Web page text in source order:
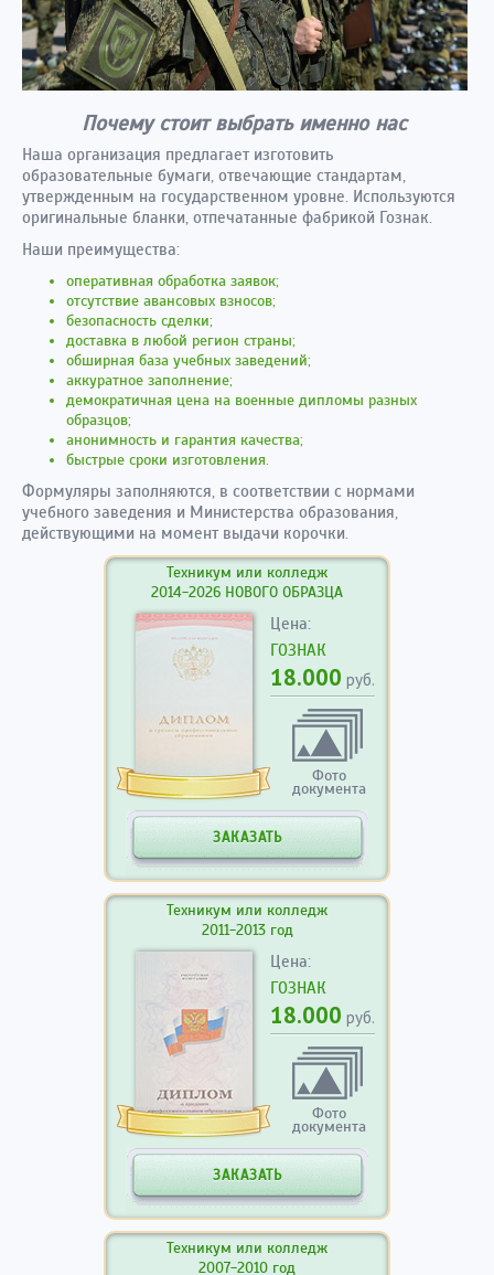
Почему стоит выбрать именно нас
Наша организация предлагает изготовить
образовательные бумаги, отвечающие стандартам,
утвержденным на государственном уровне. Используются
оригинальные бланки, отпечатанные фабрикой Гознак.
Наши преимущества:
оперативная обработка заявок;
отсутствие авансовых взносов;
безопасность сделки;
доставка в любой регион страны;
обширная база учебных заведений;
аккуратное заполнение;
демократичная цена на военные дипломы разных
образцов;
анонимность и гарантия качества;
быстрые сроки изготовления.
Формуляры заполняются, в соответствии с нормами
учебного заведения и Министерства образования,
действующими на момент выдачи корочки.
Техникум или колледж
2014-2026 НОВОГО ОБРАЗЦА
Цена:
ГОЗНАК
18.000 руб.
Фото
документа
ЗАКАЗАТЬ
Техникум или колледж
2011-2013 год
Цена:
ГОЗНАК
18.000 руб.
Фото
документа
ЗАКАЗАТЬ
Техникум или колледж
2007-2010 год